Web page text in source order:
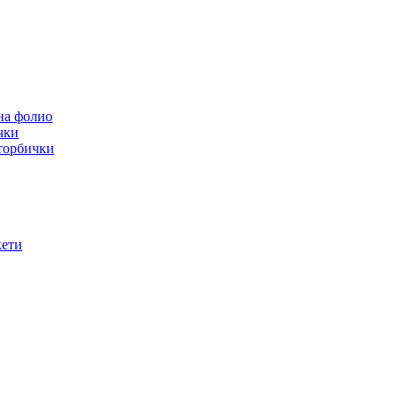
фолио